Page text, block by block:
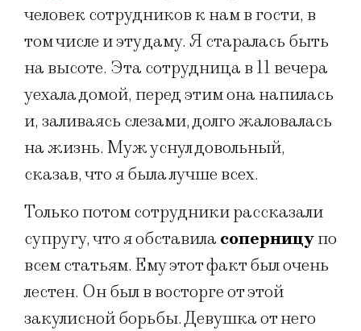
человек сотрудников к нам в гости, в
том числе и эту даму. Я старалась быть
на высоте. Эта сотрудница в 11 вечера
уехала домой, перед этим она напилась
и, заливаясь слезами, долго жаловалась
на жизнь. Муж уснул довольный,
сказав, что я была лучше всех.
Только потом сотрудники рассказали
супругу, что я обставила соперницупо
всем статьям. Ему этот факт был очень
лестен. Он был в восторге от этой
закулисной борьбы. Девушка от него